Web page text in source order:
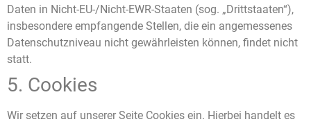
Daten in Nicht-EU-/Nicht-EWR-Staaten (sog. „Drittstaaten“),
insbesondere empfangende Stellen, die ein angemessenes
Datenschutzniveau nicht gewährleisten können, findet nicht
statt.
5. Cookies
Wir setzen auf unserer Seite Cookies ein. Hierbei handelt es